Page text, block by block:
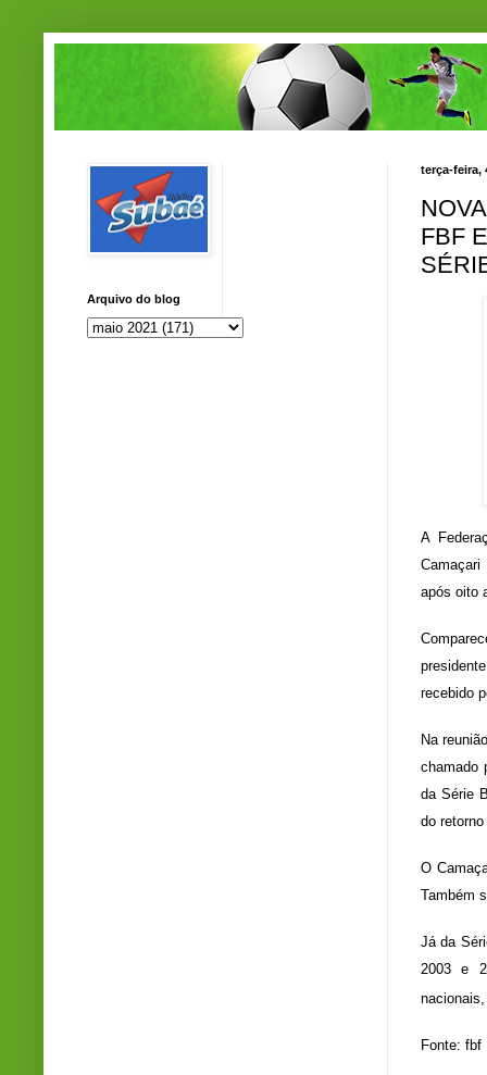
terça-feira,
FBF
A
Camaçari
após oito
recebido
Na
chamado
da Série
do
O
Também
Já da
2003 e
Fonte: fbf
Arquivo do blog